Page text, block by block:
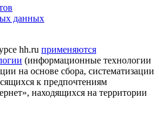
данных
hh.ru применяются
(информационные технологии
на основе сбора, систематизации
к предпочтениям
находящихся на территории